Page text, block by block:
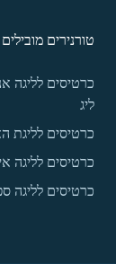
טורנירים מובילים
כרטיסים לליגה
ליג
כרטיסים לליגת
כרטיסים לליגה
כרטיסים לליגה